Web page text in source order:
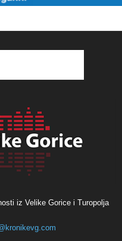
iz Velike Gorice i Turopolja